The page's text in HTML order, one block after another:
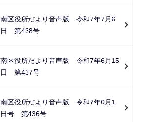
南区役所だより音声版 令和7年7月6
日 第438号
南区役所だより音声版 令和7年6月15
日 第437号
南区役所だより音声版 令和7年6月1
日号 第436号